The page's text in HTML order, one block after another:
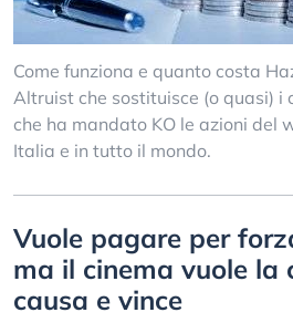
Come funziona e quanto costa
Altruist che sostituisce (o quasi) i
che ha mandato KO le azioni del
Italia e in tutto il mondo.
Vuole pagare per
ma il cinema vuole la
causa e vince